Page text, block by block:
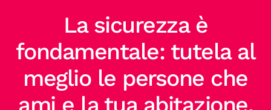
La sicurezza è
fondamentale: tutela al
meglio le persone che
ami e la tua abitazione.